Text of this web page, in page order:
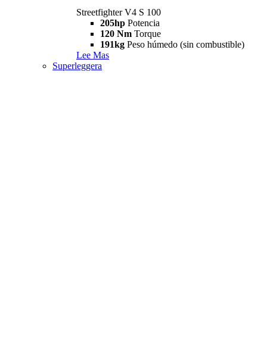
Streetfighter V4 S 100
205hp Potencia
120 Nm Torque
191kg Peso húmedo (sin combustible)
Lee Mas
Superleggera